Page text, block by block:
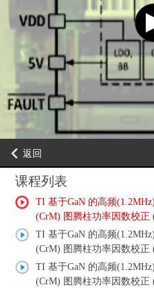
返回
课程列表
TI 基于GaN 的高频
(CrM) 图腾柱功率因数校正
TI 基于GaN 的高频
(CrM) 图腾柱功率因数校正
TI 基于GaN 的高频
(CrM) 图腾柱功率因数校正